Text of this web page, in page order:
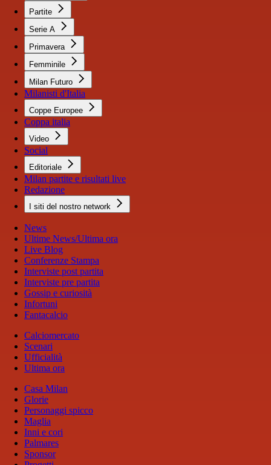
Partite
Serie A
Primavera
Femminile
Milan Futuro
Milanisti d'Italia
Coppe Europee
Coppa italia
Video
Social
Editoriale
Milan partite e risultati live
Redazione
I siti del nostro network
News
Ultime News/Ultima ora
Live Blog
Conferenze Stampa
Interviste post partita
Interviste pre partita
Gossip e curiosità
Infortuni
Fantacalcio
Calciomercato
Scenari
Ufficialità
Ultima ora
Casa Milan
Glorie
Personaggi spicco
Maglia
Inni e cori
Palmares
Sponsor